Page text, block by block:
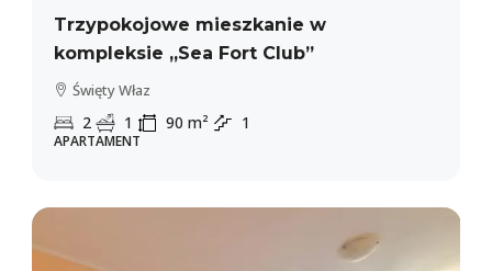
Trzypokojowe mieszkanie w
kompleksie „Sea Fort Club”
Święty Właz
2 1 90 m² 1
APARTAMENT